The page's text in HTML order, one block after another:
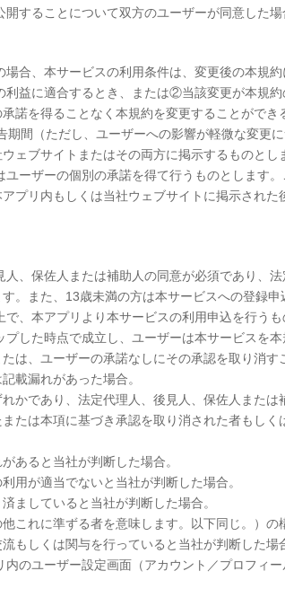
することについて双方のユーザーが同意した
合、本サービスの利用条件は、変更後の本規約
益に適合するとき、または②当該変更が本規
諾を得ることなく本規約を変更することができ
間（ただし、ユーザーへの影響が軽微な変
ェブサイトまたはその両方に掲示するものとし
ーザーの個別の承諾を得て行うものとします
プリ内もしくは当社ウェブサイトに掲示され
、保佐人または補助人の同意が必須であり、
。また、13歳未満の方は本サービスへの登録申
、本アプリより本サービスの利用申込を行うも
した時点で成立し、ユーザーは本サービスを
は、ユーザーの承諾なしにその承認を取り消す
載漏れがあった場合。
であり、法定代理人、後見人、保佐人または
は本項に基づき承認を取り消された者もし
あると当社が判断した場合。
用が適当でないと当社が判断した場合。
ましていると当社が判断した場合。
れに準ずる者を意味します。以下同じ。）
もしくは関与を行っていると当社が判断した場
のユーザー設定画面（アカウント／プロフィ